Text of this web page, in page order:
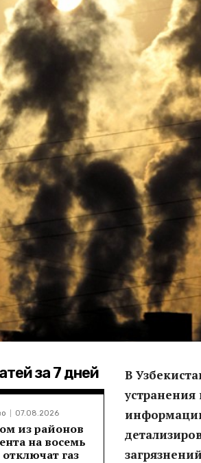
за 7 дней
07.08.2026
из районов
на восемь
отключат газ
В
устранения